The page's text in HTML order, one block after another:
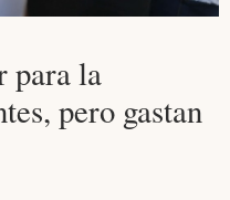
para la
pero gastan